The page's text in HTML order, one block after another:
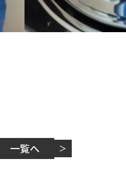
一覧へ ＞